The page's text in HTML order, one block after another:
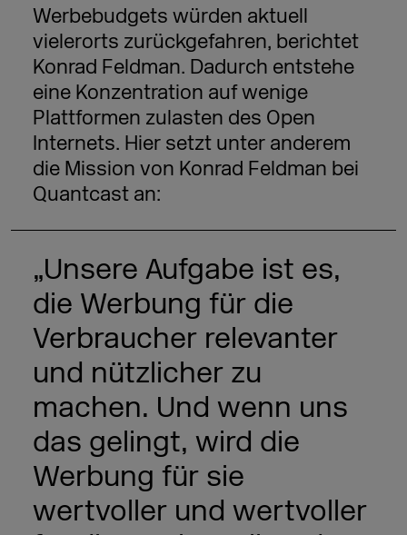
Werbebudgets würden aktuell
vielerorts zurückgefahren, berichtet
Konrad Feldman. Dadurch entstehe
eine Konzentration auf wenige
Plattformen zulasten des Open
Internets. Hier setzt unter anderem
die Mission von Konrad Feldman bei
Quantcast an:
„Unsere Aufgabe ist es,
die Werbung für die
Verbraucher relevanter
und nützlicher zu
machen. Und wenn uns
das gelingt, wird die
Werbung für sie
wertvoller und wertvoller